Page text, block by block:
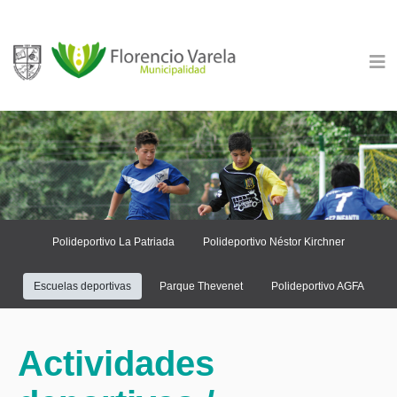
Polideportivo La Patriada Polideportivo Néstor Kirchner
Escuelas deportivas Parque Thevenet Polideportivo AGFA
Actividades